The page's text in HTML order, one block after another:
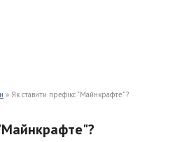
» Як ставити префікс "Майнкрафте"?